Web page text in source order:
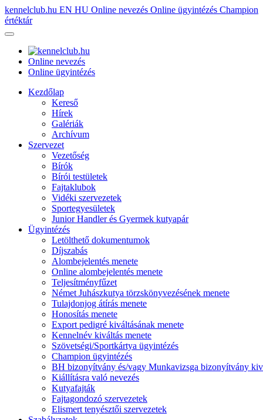
kennelclub.hu EN HU Online nevezés Online ügyintézés Champion
értéktár
Online nevezés
Online ügyintézés
Kezdőlap
Kereső
Hírek
Galériák
Archívum
Szervezet
Vezetőség
Bírók
Bírói testületek
Fajtaklubok
Vidéki szervezetek
Sportegyesületek
Junior Handler és Gyermek kutyapár
Ügyintézés
Letölthető dokumentumok
Díjszabás
Alombejelentés menete
Online alombejelentés menete
Teljesítményfűzet
Német Juhászkutya törzskönyvezésének menete
Tulajdonjog átírás menete
Honosítás menete
Export pedigré kiváltásának menete
Kennelnév kiváltás menete
Szövetségi/Sportkártya ügyintézés
Champion ügyintézés
BH bizonyítvány és/vagy Munkavizsga bizonyítvány
Kiállításra való nevezés
Kutyafajták
Fajtagondozó szervezetek
Elismert tenyésztői szervezetek